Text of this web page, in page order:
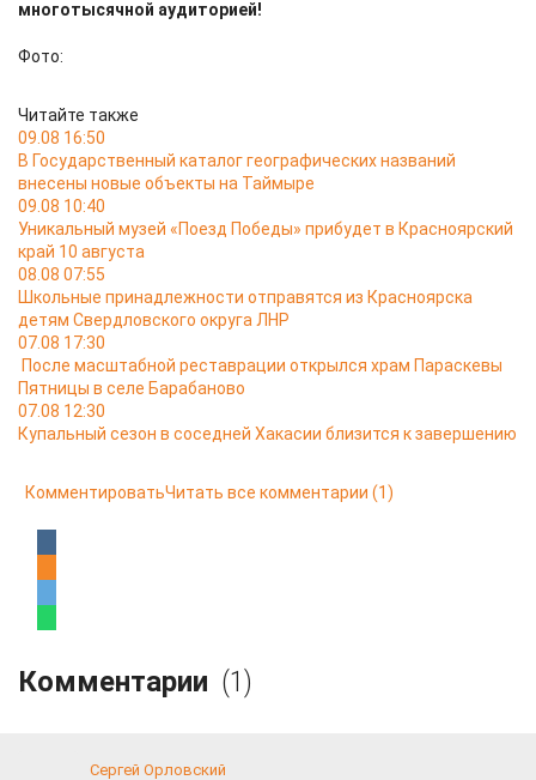
многотысячной аудиторией!
Фото:
Читайте также
09.08 16:50
В Государственный каталог географических названий
внесены новые объекты на Таймыре
09.08 10:40
Уникальный музей «Поезд Победы» прибудет в Красноярский
край 10 августа
08.08 07:55
Школьные принадлежности отправятся из Красноярска
детям Свердловского округа ЛНР
07.08 17:30
После масштабной реставрации открылся храм Параскевы
Пятницы в селе Барабаново
07.08 12:30
Купальный сезон в соседней Хакасии близится к завершению
КомментироватьЧитать все комментарии (1)
Комментарии (1)
Сергей Орловский